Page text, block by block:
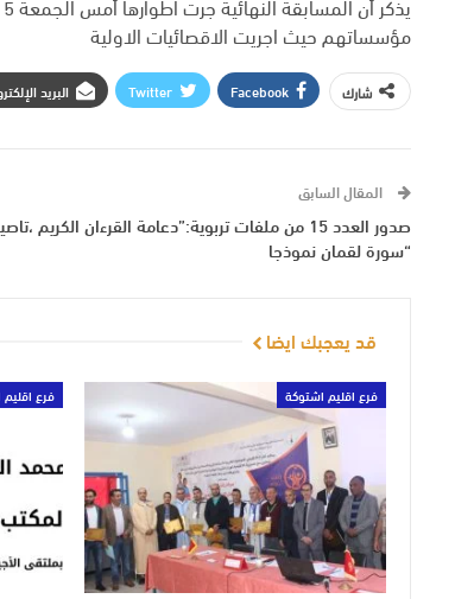
مؤسساتهم حيث اجريت الاقصائيات الاولية
شارك Facebook
Twitter البريد
المقال السابق
صدور العدد 15 من ملفات تربوية:”دعامة القرءان الكريم
“سورة لقمان نموذجا
قد يعجبك ايضا
فرع اقليم اشتوكة فرع